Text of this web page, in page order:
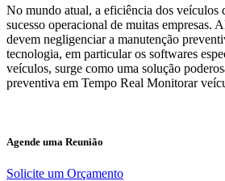
No mundo atual, a eficiência dos veículos
sucesso operacional de muitas empresas.
devem negligenciar a manutenção
tecnologia, em particular os softwares
veículos, surge como uma solução
preventiva em Tempo Real Monitorar
Agende uma Reunião
Solicite um Orçamento